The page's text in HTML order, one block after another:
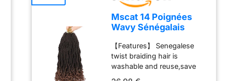
Mscat 14 Poignées
Wavy Sénégalais
Paquets Pré-Bouclés
Passion Twist
Cheveux avec
Extrémités Bouclées
【Features】 Senegalese
twist braiding hair is
washable and reuse,save